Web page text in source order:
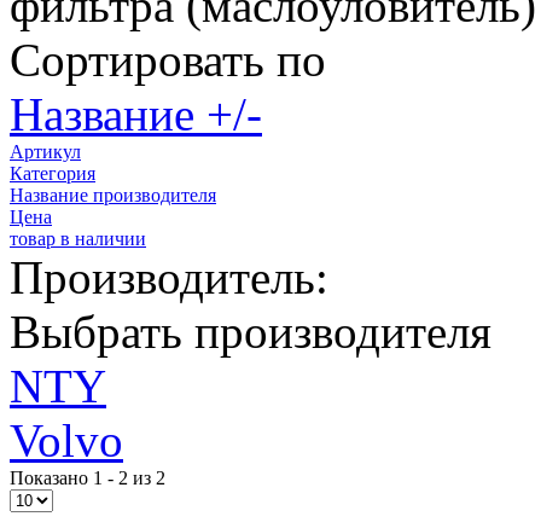
Сортировать по
Название +/-
Артикул
Категория
Название производителя
Цена
товар в наличии
Производитель:
Выбрать производителя
NTY
Volvo
Показано 1 - 2 из 2